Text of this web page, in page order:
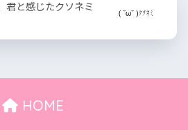
君と感じたクソネミ
HOME